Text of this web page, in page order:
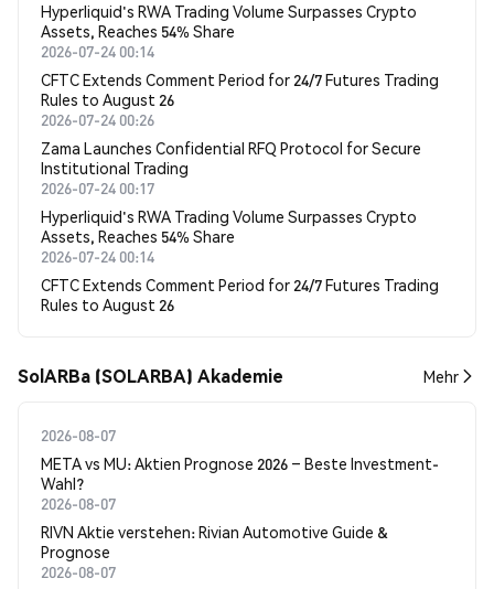
Hyperliquid's RWA Trading Volume Surpasses Crypto
Assets, Reaches 54% Share
2026-07-24 00:14
CFTC Extends Comment Period for 24/7 Futures Trading
Rules to August 26
2026-07-24 00:26
Zama Launches Confidential RFQ Protocol for Secure
Institutional Trading
2026-07-24 00:17
Hyperliquid's RWA Trading Volume Surpasses Crypto
Assets, Reaches 54% Share
2026-07-24 00:14
CFTC Extends Comment Period for 24/7 Futures Trading
Rules to August 26
SolARBa (SOLARBA) Akademie Mehr
2026-08-07
META vs MU: Aktien Prognose 2026 – Beste Investment-
Wahl?
2026-08-07
RIVN Aktie verstehen: Rivian Automotive Guide &
Prognose
2026-08-07